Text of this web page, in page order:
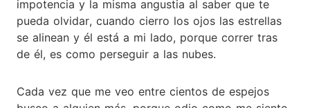
impotencia y la misma angustia al saber que te
pueda olvidar, cuando cierro los ojos las estrellas
se alinean y él está a mi lado, porque correr tras
de él, es como perseguir a las nubes.
Cada vez que me veo entre cientos de espejos